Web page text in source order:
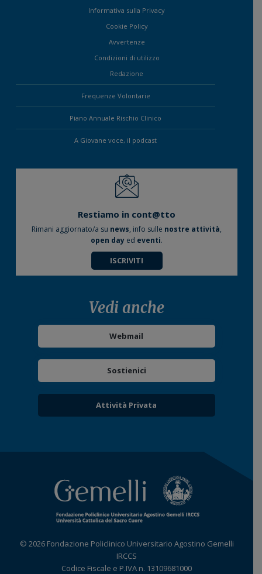
Informativa sulla Privacy
Cookie Policy
Avvertenze
Condizioni di utilizzo
Redazione
Frequenze Volontarie
Piano Annuale Rischio Clinico
A Giovane voce, il podcast
Restiamo in cont@tto
Rimani aggiornato/a su news, info sulle nostre attività,
open day ed eventi.
ISCRIVITI
Vedi anche
Webmail
Sostienici
Attività Privata
© 2026 Fondazione Policlinico Universitario Agostino Gemelli
IRCCS
Codice Fiscale e P.IVA n. 13109681000